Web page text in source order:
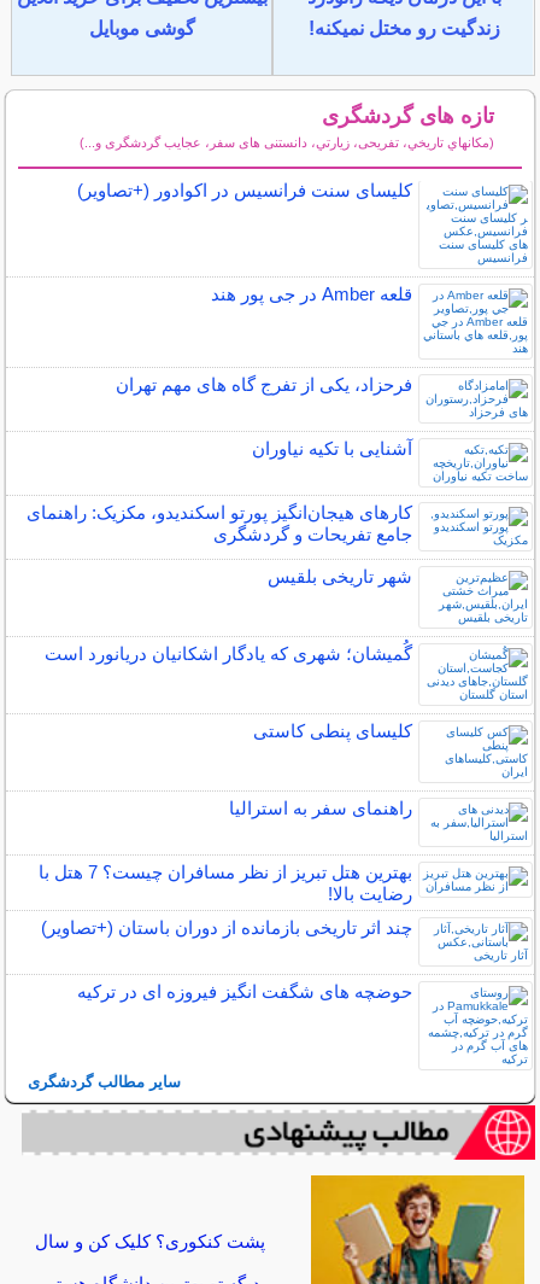
زندگیت رو مختل نمیکنه!
گوشی موبایل
تازه های گردشگری
(مكانهاي تاريخي، تفریحی، زيارتي، دانستنی های سفر، عجایب گردشگری و...)
کلیسای سنت فرانسیس در اکوادور (+تصاویر)
قلعه Amber در جی پور هند
فرحزاد، یکی از تفرج گاه های مهم تهران
آشنایی با تکیه نیاوران
کارهای هیجان‌انگیز پورتو اسکندیدو، مکزیک: راهنمای
جامع تفریحات و گردشگری
شهر تاریخی بلقیس
گُمیشان؛ شهری که یادگار اشکانیان دریانورد است
کلیسای پنطی کاستی
راهنمای سفر به استرالیا
بهترین هتل تبریز از نظر مسافران چیست؟ 7 هتل با
رضایت بالا!
چند اثر تاریخی بازمانده از دوران باستان (+تصاویر)
حوضچه های شگفت انگیز فیروزه ای در ترکیه
سایر مطالب گردشگری
پشت کنکوری؟ کلیک کن و سال